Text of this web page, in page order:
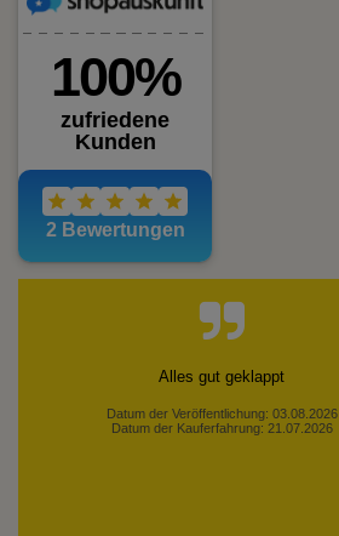
Alles gut geklappt
Datum der Veröffentlichung: 03.08.2026
Datum der Kauferfahrung: 21.07.2026